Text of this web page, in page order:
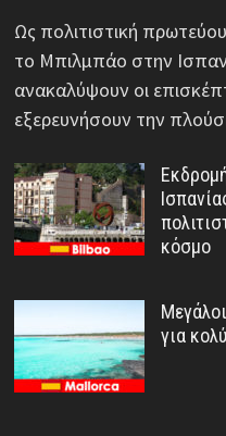
Ως πολιτιστική
το Μπιλμπάο στην
ανακαλύψουν οι
εξερευνήσουν την
κόσμο
για